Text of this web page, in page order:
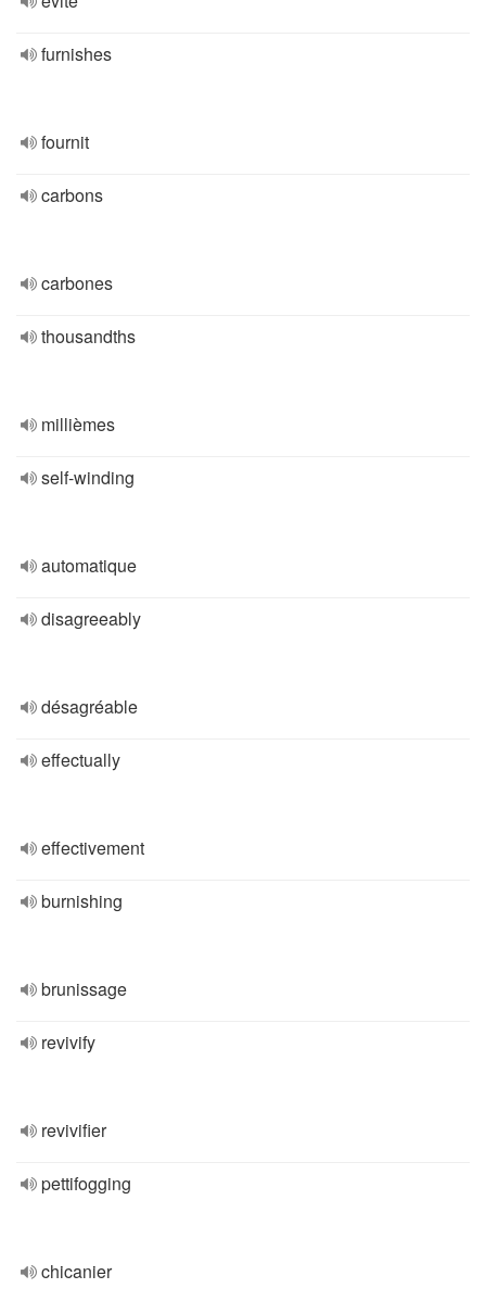
furnishes
fournit
carbons
carbones
thousandths
millièmes
self-winding
automatique
disagreeably
désagréable
effectually
effectivement
burnishing
brunissage
revivify
revivifier
pettifogging
chicanier